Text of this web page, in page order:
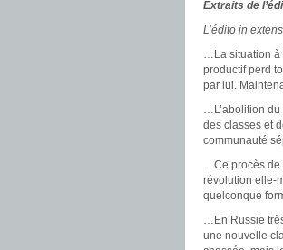
Extraits de
L’édito in
…La situation à
productif perd
par lui.
…L’abolition du
des classes et
communauté
…Ce procès de
révolution elle-
quelconque
…En Russie
une nouvelle